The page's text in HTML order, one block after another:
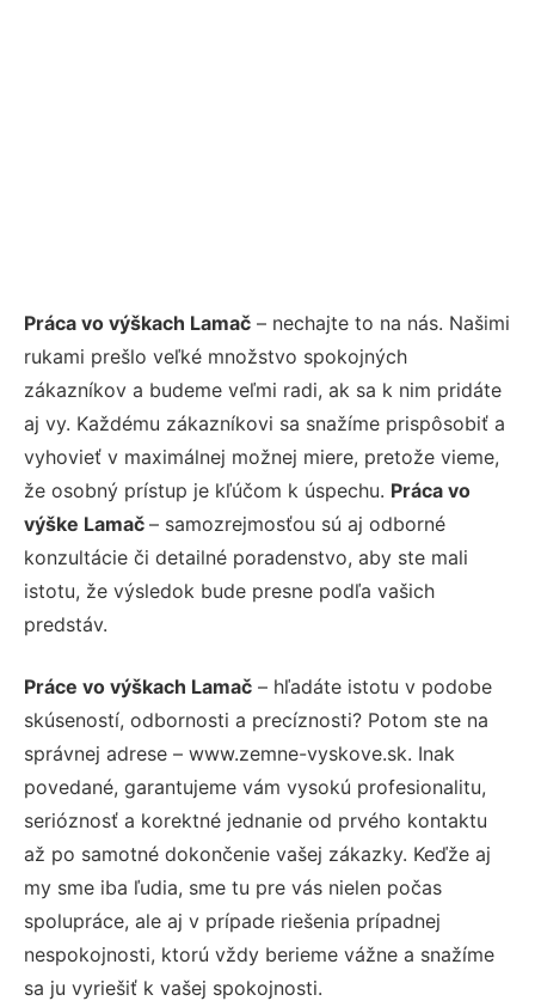
Práca vo výškach Lamač – nechajte to na nás. Našimi
rukami prešlo veľké množstvo spokojných
zákazníkov a budeme veľmi radi, ak sa k nim pridáte
aj vy. Každému zákazníkovi sa snažíme prispôsobiť a
vyhovieť v maximálnej možnej miere, pretože vieme,
že osobný prístup je kľúčom k úspechu. Práca vo
výške Lamač – samozrejmosťou sú aj odborné
konzultácie či detailné poradenstvo, aby ste mali
istotu, že výsledok bude presne podľa vašich
predstáv.
Práce vo výškach Lamač – hľadáte istotu v podobe
skúseností, odbornosti a precíznosti? Potom ste na
správnej adrese – www.zemne-vyskove.sk. Inak
povedané, garantujeme vám vysokú profesionalitu,
serióznosť a korektné jednanie od prvého kontaktu
až po samotné dokončenie vašej zákazky. Keďže aj
my sme iba ľudia, sme tu pre vás nielen počas
spolupráce, ale aj v prípade riešenia prípadnej
nespokojnosti, ktorú vždy berieme vážne a snažíme
sa ju vyriešiť k vašej spokojnosti.